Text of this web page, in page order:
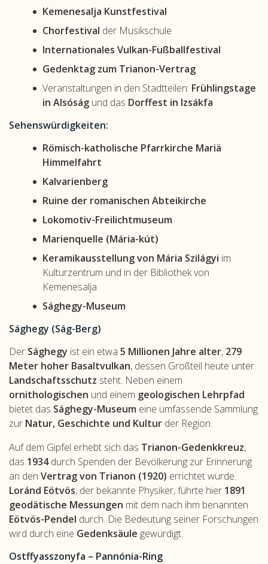
Kemenesalja Kunstfestival
Chorfestival der Musikschule
Internationales Vulkan-Fußballfestival
Gedenktag zum Trianon-Vertrag
Veranstaltungen in den Stadtteilen: Frühlingstage
in Alsóság und das Dorffest in Izsákfa
Sehenswürdigkeiten:
Römisch-katholische Pfarrkirche Mariä
Himmelfahrt
Kalvarienberg
Ruine der romanischen Abteikirche
Lokomotiv-Freilichtmuseum
Marienquelle (Mária-kút)
Keramikausstellung von Mária Szilágyi im
Kulturzentrum und in der Bibliothek von
Kemenesalja
Sághegy-Museum
Sághegy (Ság-Berg)
Der Sághegy ist ein etwa 5 Millionen Jahre alter, 279
Meter hoher Basaltvulkan, dessen Großteil heute unter
Landschaftsschutz steht. Neben einem
ornithologischen und einem geologischen Lehrpfad
bietet das Sághegy-Museum eine umfassende Sammlung
zur Natur, Geschichte und Kultur der Region.
Auf dem Gipfel erhebt sich das Trianon-Gedenkkreuz,
das 1934durch Spenden der Bevölkerung zur Erinnerung
an den Vertrag von Trianon (1920) errichtet wurde.
Loránd Eötvös, der bekannte Physiker, führte hier 1891
geodätische Messungen mit dem nach ihm benannten
Eötvös-Pendel durch. Die Bedeutung seiner Forschungen
wird durch eine Gedenksäule gewürdigt.
Ostffyasszonyfa – Pannónia-Ring